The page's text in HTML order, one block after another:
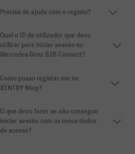
Precisa de ajuda com o registo?
Qual o ID de utilizador que devo
utilizar para iniciar sessão no
Mercedes-Benz B2B Connect?
Como posso registar-me na
XENTRY Shop?
O que devo fazer se não conseguir
iniciar sessão com os meus dados
de acesso?